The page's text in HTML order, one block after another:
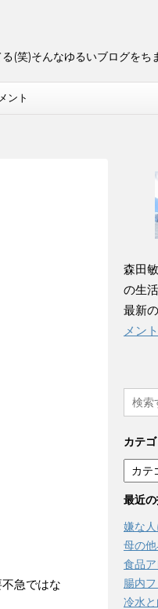
(笑)そんなゆるいブログをち
ント
急ではな
森田
の生
最新
メント
カテ
カ
テ
ゴ
リ
ー
最近
嫌な
母の他
食品
腸内
冷水